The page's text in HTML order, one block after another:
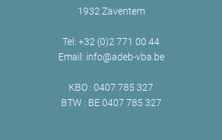
1932 Zaventem
Tel: +32 (0)2 771 00 44
Email: info@adeb-vba.be
KBO : 0407 785 327
BTW : BE0407 785 327